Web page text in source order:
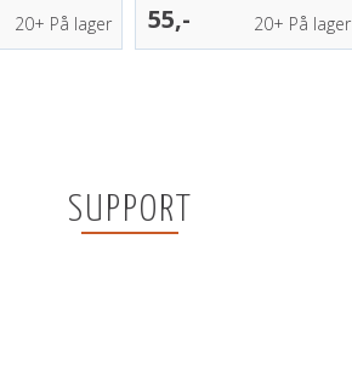
20+ På lager 55,- 20+ På lager
SUPPORT